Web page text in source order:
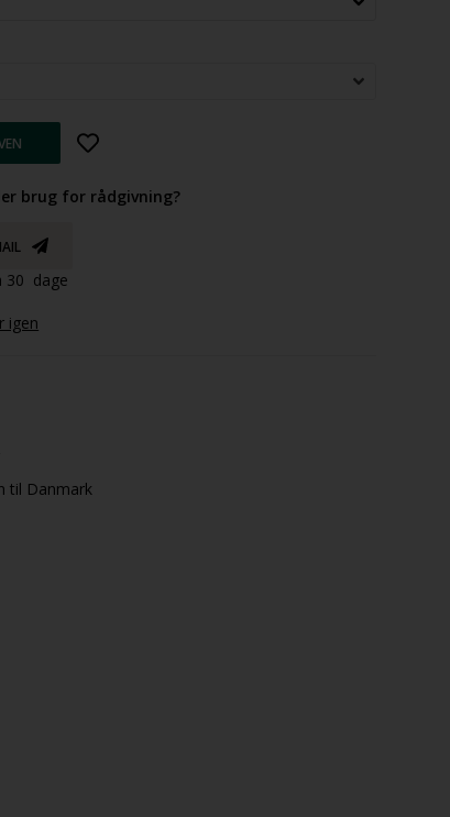
brug for rådgivning?
30 dage
igen
til Danmark